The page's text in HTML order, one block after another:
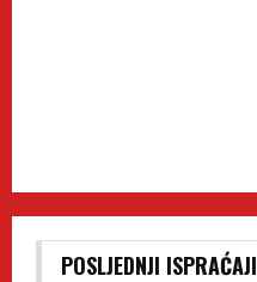
POSLJEDNJI ISPRAĆAJI